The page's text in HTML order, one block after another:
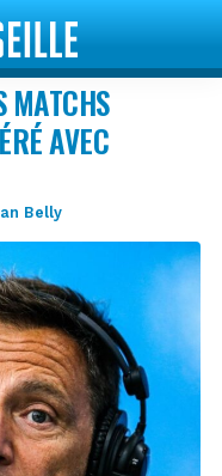
MATCHS
AVEC
Belly